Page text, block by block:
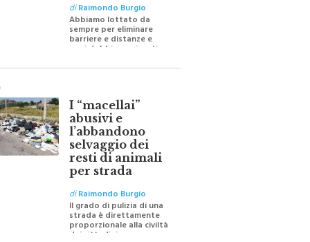
diRaimondo Burgio
Abbiamo lottato da
sempre per eliminare
barriere e distanze e
per ricostruire certezze
I “macellai”
abusivi e
l’abbandono
selvaggio dei
resti di animali
per strada
diRaimondo Burgio
Il grado di pulizia di una
strada è direttamente
proporzionale alla civiltà